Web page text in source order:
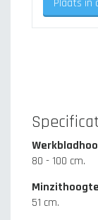
80 - 100 cm.
Minzithoogte
51 cm.